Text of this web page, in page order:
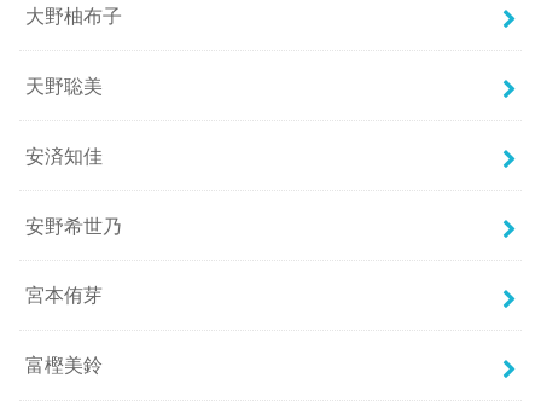
大野柚布子
天野聡美
安済知佳
安野希世乃
宮本侑芽
富樫美鈴